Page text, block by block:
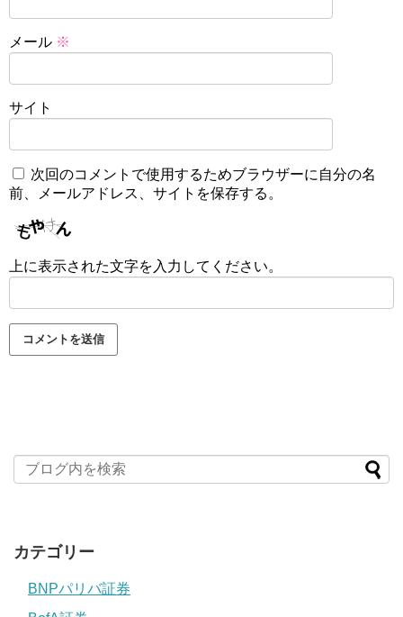
メール ※
サイト
次回のコメントで使用するためブラウザーに自分の名
前、メールアドレス、サイトを保存する。
上に表示された文字を入力してください。
カテゴリー
BNPパリバ証券